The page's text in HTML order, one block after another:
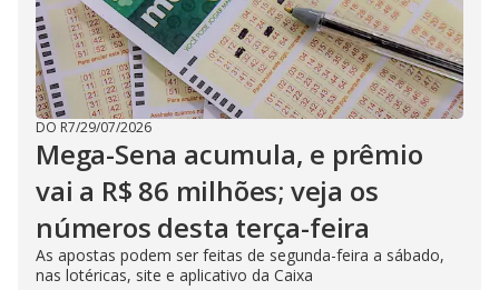
DO R7/29/07/2026
Mega-Sena acumula, e prêmio
vai a R$ 86 milhões; veja os
números desta terça-feira
As apostas podem ser feitas de segunda-feira a sábado,
nas lotéricas, site e aplicativo da Caixa